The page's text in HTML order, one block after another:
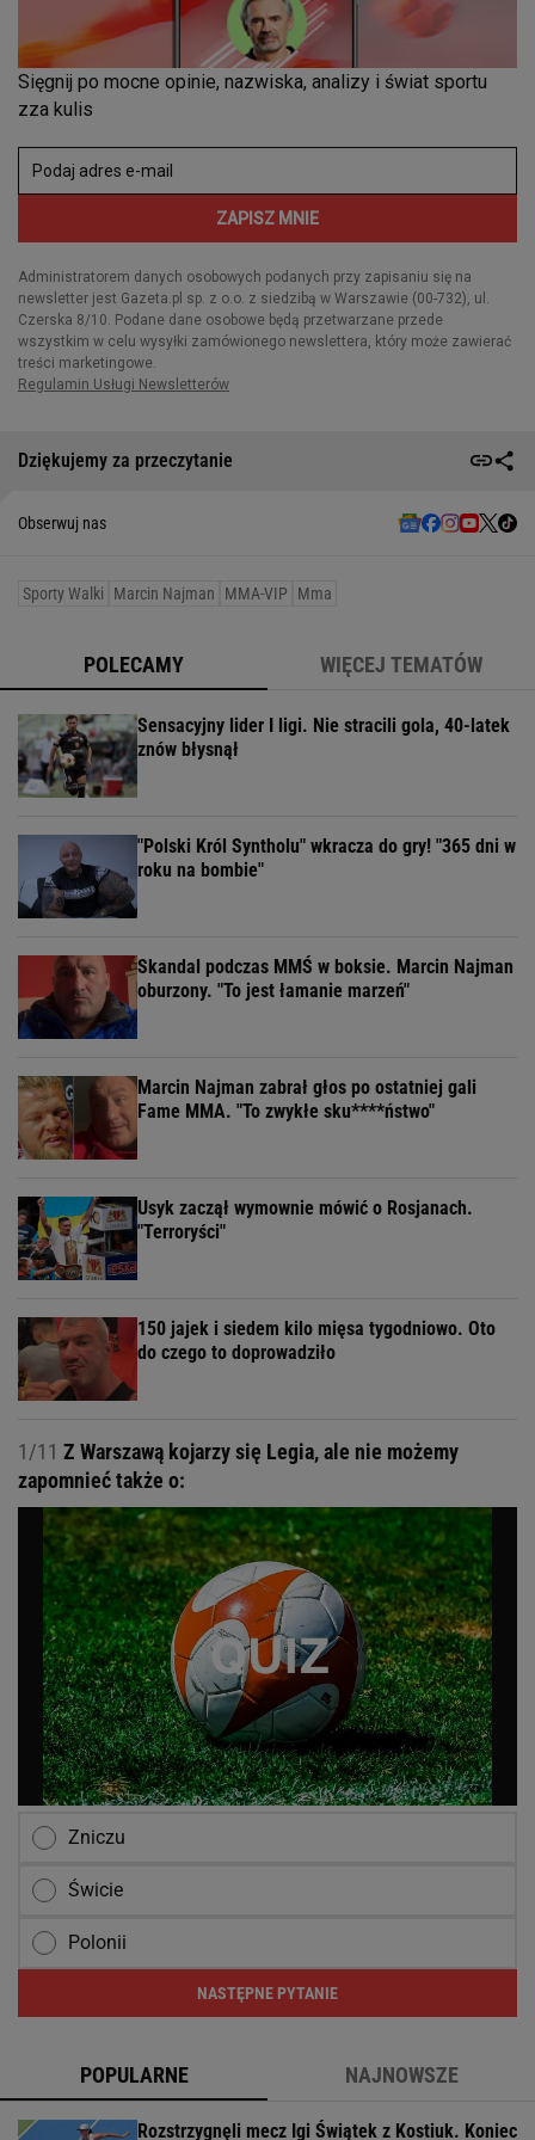
Dziękujemy za przeczytanie
Obserwuj nas
Sporty Walki Marcin Najman MMA-VIP Mma
POLECAMY WIĘCEJ TEMATÓW
Sensacyjny lider I ligi. Nie stracili gola, 40-latek
znów błysnął
"Polski Król Syntholu" wkracza do gry! "365 dni w
roku na bombie"
Skandal podczas MMŚ w boksie. Marcin Najman
oburzony. "To jest łamanie marzeń"
Marcin Najman zabrał głos po ostatniej gali
Fame MMA. "To zwykłe sku****ństwo"
Usyk zaczął wymownie mówić o Rosjanach.
"Terroryści"
150 jajek i siedem kilo mięsa tygodniowo. Oto
do czego to doprowadziło
1/11 Z Warszawą kojarzy się Legia, ale nie możemy
zapomnieć także o:
Zniczu
Świcie
Polonii
NASTĘPNE PYTANIE
POPULARNE NAJNOWSZE
Rozstrzygnęli mecz Igi Świątek z Kostiuk. Koniec